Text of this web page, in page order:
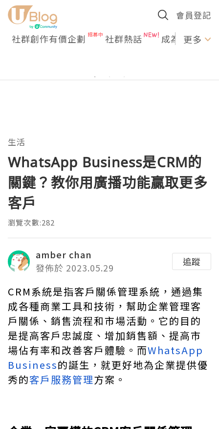
會員登記
社群創作有價企劃 社群熱話 成為U更多
生活
WhatsApp Business是CRM的
關鍵？教你用廣播功能贏取更多
客戶
瀏覽次數:282
amber chan
發佈於 2023.05.29
追蹤
CRM系統是指客戶關係管理系統，通過集
成各種商業工具和技術，幫助企業管理客
戶關係、銷售流程和市場活動。它的目的
是提高客戶忠誠度、增加銷售額、提高市
場佔有率和改善客戶體驗。而WhatsApp
Business的誕生，就更好地為企業提供優
秀的客戶服務管理方案。